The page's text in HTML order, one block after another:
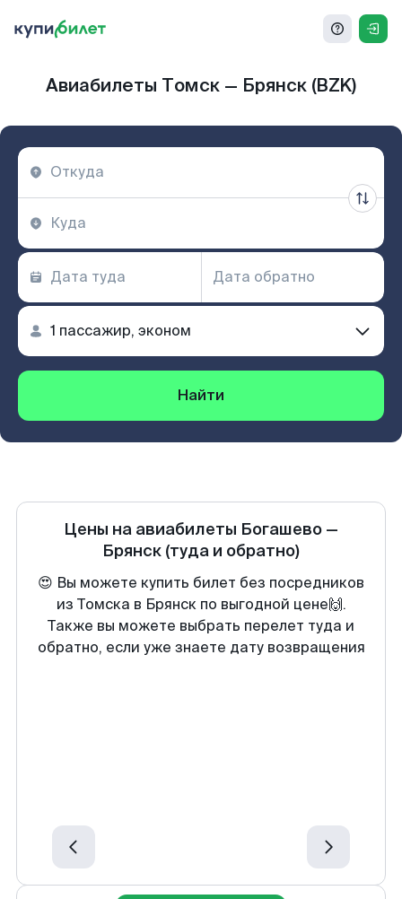
Авиабилеты Томск — Брянск (BZK)
Найти
Цены на авиабилеты Богашево —
Брянск (туда и обратно)
😍 Вы можете купить билет без посредников
из Томска в Брянск по выгодной цене🙌.
Также вы можете выбрать перелет туда и
обратно, если уже знаете дату возвращения